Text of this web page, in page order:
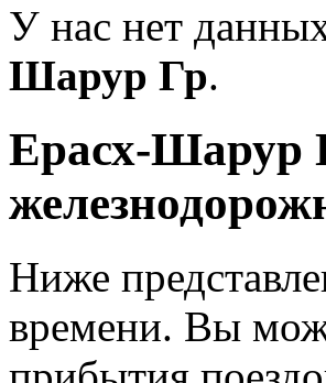
У нас нет
Шарур Гр.
Ерасх-Шарур
Ниже
времени. Вы